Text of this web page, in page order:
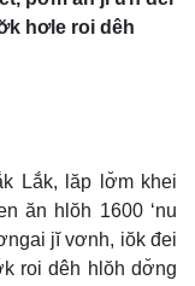
hơle roi dêh
Lắk, lăp lơ̆m khei
ăn hlŏh 1600 ‘nu
jĭ vơnh, iŏk đei
roi dêh hlŏh dơ̆ng